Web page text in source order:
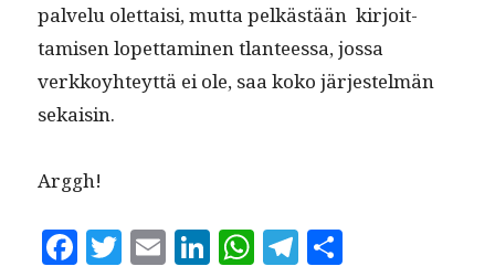
palvelu olet­taisi, mut­ta pelkästään kir­joit­
tamisen lopet­ta­mi­nen tlanteessa, jos­sa
verkkoy­hteyt­tä ei ole, saa koko jär­jestelmän
sekaisin.
Arggh!
F
T
E
Li W T